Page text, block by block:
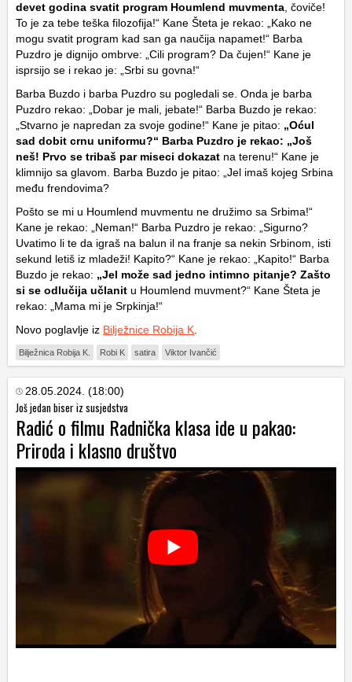
devet godina svatit program Houmlend muvmenta, čoviče!
To je za tebe teška filozofija!“ Kane Šteta je rekao: „Kako ne
mogu svatit program kad san ga naučija napamet!“ Barba
Puzdro je dignijo ombrve: „Cili program? Da čujen!“ Kane je
isprsijo se i rekao je: „Srbi su govna!“
Barba Buzdo i barba Puzdro su pogledali se. Onda je barba
Puzdro rekao: „Dobar je mali, jebate!“ Barba Buzdo je rekao:
„Stvarno je napredan za svoje godine!“ Kane je pitao: „Oćul
sad dobit crnu uniformu?“ Barba Puzdro je rekao: „Još
neš! Prvo se tribaš par miseci dokazat na terenu!“ Kane je
klimnijo sa glavom. Barba Buzdo je pitao: „Jel imaš kojeg Srbina
među frendovima?
Pošto se mi u Houmlend muvmentu ne družimo sa Srbima!“
Kane je rekao: „Neman!“ Barba Puzdro je rekao: „Sigurno?
Uvatimo li te da igraš na balun il na franje sa nekin Srbinom, isti
sekund letiš iz mladeži! Kapito?“ Kane je rekao: „Kapito!“ Barba
Buzdo je rekao: „Jel može sad jedno intimno pitanje? Zašto
si se odlučija učlanit u Houmlend muvment?“ Kane Šteta je
rekao: „Mama mi je Srpkinja!“
Novo poglavlje iz Bilježnice Robija K.
Bilježnica Robija K. Robi K satira Viktor Ivančić
28.05.2024. (18:00)
Još jedan biser iz susjedstva
Radić o filmu Radnička klasa ide u pakao:
Priroda i klasno društvo